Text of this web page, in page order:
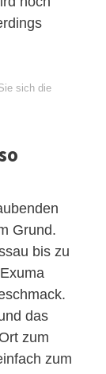
sich die
Grund.
bis zu
das
zum
zum